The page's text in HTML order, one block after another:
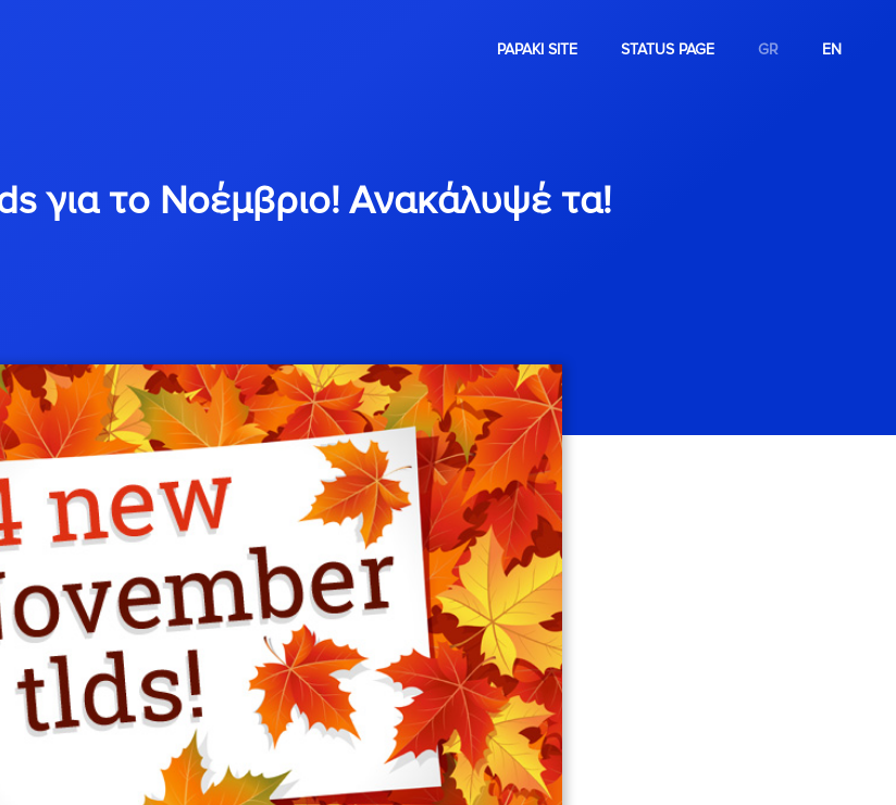
PAPAKI SITE STATUS PAGE GR EN
για το Νοέμβριο! Ανακάλυψέ τα!